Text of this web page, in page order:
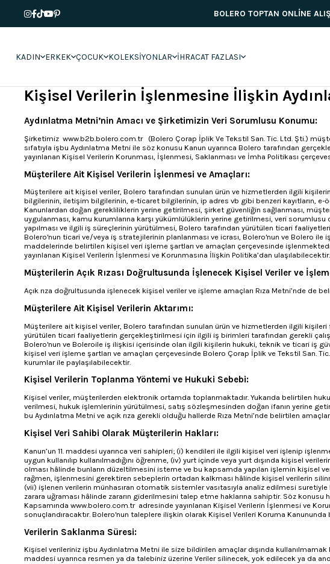
BOLERO TOPTAN ONLİNE
KADIN ERKEK ÇOCUK KOLEKSİYONLAR İHRACAT FAZLASI
Kişisel Verilerin İşlenmesine İlişkin
Aydınlatma Metni’nin Amacı ve Şirketimizin Veri Sorumlusu Konumu:
Şirketimiz www.b2b.bolero.com.tr (Bolero Çorap İplik Ve Tekstil San. Tic. Ltd. Şti.)
sıfatıyla işbu Aydınlatma Metni ile söz konusu Kanun uyarınca Bolero tarafından
yayınlanan Kişisel Verilerin Korunması, İşlenmesi, Saklanması ve İmha Politikası
Müşterilere Ait Kişisel Verilerin İşlenmesi ve Amaçları:
Müşterilere ait kişisel veriler, Bolero tarafından sunulan ürün ve hizmetlerden ilgili
bilgilerinin, iletişim bilgilerinin, e-ticaret bilgilerinin, ip adres vb gibi benzeri kayıtların,
Kanunlardan doğan gerekliliklerin yerine getirilmesi, şirket güvenliğin sağlanması,
uygulanması, kamu kurumlarına karşı yükümlülüklerin yerine getirilmesi, veri
yapılması ve ilgili iş süreçlerinin yürütülmesi, Bolero tarafından yürütülen ticari
Bolero'nun ticari ve/veya iş stratejilerinin planlanması ve icrası, Bolero'nun ve Bolero
maddelerinde belirtilen kişisel veri işleme şartları ve amaçları çerçevesinde
yayınlanan Kişisel Verilerin İşlenmesi ve Korunmasına İlişkin Politika’dan ulaşılabilecektir.
Müşterilerin Açık Rızası Doğrultusunda İşlenecek Kişisel Veriler ve
Açık rıza doğrultusunda işlenecek kişisel veriler ve işleme amaçları Rıza Metni’nde de
Müşterilere Ait Kişisel Verilerin Aktarımı:
Müşterilere ait kişisel veriler, Bolero tarafından sunulan ürün ve hizmetlerden ilgili
yürütülen ticari faaliyetlerin gerçekleştirilmesi için ilgili iş birimleri tarafından gerekli
Bolero'nun ve Boleroile iş ilişkisi içerisinde olan ilgili kişilerin hukuki, teknik ve ticari iş
kişisel veri işleme şartları ve amaçları çerçevesinde Bolero Çorap İplik ve Tekstil San.
kurumlar ile paylaşılabilecektir.
Kişisel Verilerin Toplanma Yöntemi ve Hukuki Sebebi:
Kişisel veriler, müşterilerden elektronik ortamda toplanmaktadır. Yukarıda belirtilen
verilmesi, hukuk işlemlerinin yürütülmesi, satış sözleşmesinden doğan ifanın yerine
bu Aydınlatma Metni ve açık rıza gerekli olduğu hallerde Rıza Metni’nde belirtilen
Kişisel Veri Sahibi Olarak Müşterilerin Hakları:
Kanun’un 11. maddesi uyarınca veri sahipleri; (i) kendileri ile ilgili kişisel veri işlenip
uygun kullanılıp kullanılmadığını öğrenme, (iv) yurt içinde veya yurt dışında kişisel
olması hâlinde bunların düzeltilmesini isteme ve bu kapsamda yapılan işlemin kişisel
rağmen, işlenmesini gerektiren sebeplerin ortadan kalkması hâlinde kişisel verilerin
(vii) işlenen verilerin münhasıran otomatik sistemler vasıtasıyla analiz edilmesi
zarara uğraması hâlinde zararın giderilmesini talep etme haklarına sahiptir. Söz konusu
Kapsamında www.bolero.com.tr adresinde yayınlanan Kişisel Verilerin İşlenmesi ve
sonuçlandıracaktır. Bolero'nun taleplere ilişkin olarak Kişisel Verileri Koruma
Verilerin Saklanma Süresi:
Kişisel verileriniz işbu Aydınlatma Metni ile size bildirilen amaçlar dışında
maddesi uyarınca resmen ya da talebiniz üzerine Veriler silinecek, yok edilecek ya da